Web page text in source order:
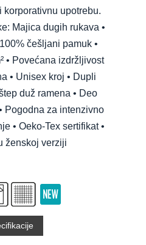
korporativnu upotrebu.
Majica dugih rukava •
češljani pamuk •
• Povećana izdržljivost
• Unisex kroj • Dupli
duž ramena • Deo
Pogodna za intenzivno
• Oeko-Tex sertifikat •
ženskoj verziji